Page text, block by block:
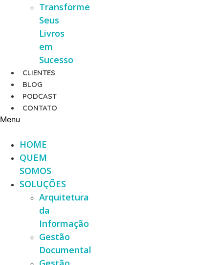
Transforme
Seus
Livros
em
Sucesso
CLIENTES
BLOG
PODCAST
CONTATO
Menu
HOME
QUEM
SOMOS
SOLUÇÕES
Arquitetura
da
Informação
Gestão
Documental